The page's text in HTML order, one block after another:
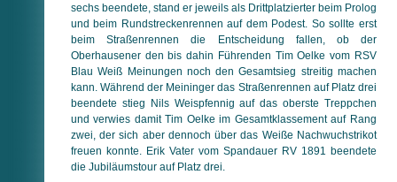
sechs beendete, stand er jeweils als Drittplatzierter beim Prolog
und beim Rundstreckenrennen auf dem Podest. So sollte erst
beim Straßenrennen die Entscheidung fallen, ob der
Oberhausener den bis dahin Führenden Tim Oelke vom RSV
Blau Weiß Meinungen noch den Gesamtsieg streitig machen
kann. Während der Meininger das Straßenrennen auf Platz drei
beendete stieg Nils Weispfennig auf das oberste Treppchen
und verwies damit Tim Oelke im Gesamtklassement auf Rang
zwei, der sich aber dennoch über das Weiße Nachwuchstrikot
freuen konnte. Erik Vater vom Spandauer RV 1891 beendete
die Jubiläumstour auf Platz drei.